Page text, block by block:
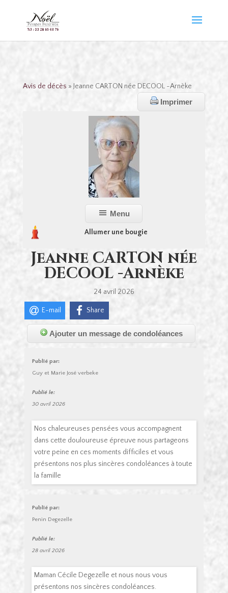
Avis de décès » Jeanne CARTON née DECOOL -Arnèke
Imprimer
Menu
Allumer une bougie
Jeanne CARTON née
DECOOL -Arnèke
24 avril 2026
E-mail Share
Ajouter un message de condoléances
Publié par:
Guy et Marie José verbeke
Publié le:
30 avril 2026
Nos chaleureuses pensées vous accompagnent
dans cette douloureuse épreuve nous partageons
votre peine en ces moments difficiles et vous
présentons nos plus sincères condoléances à toute
la famille
Publié par:
Penin Degezelle
Publié le:
28 avril 2026
Maman Cécile Degezelle et nous nous vous
présentons nos sincères condoléances.